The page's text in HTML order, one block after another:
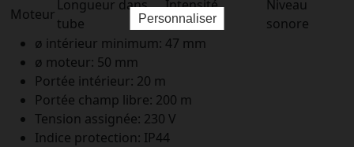
Moteur
Longueur dans
tube
Intensité
absorbée
Niveau
sonore
ø intérieur minimum: 47 mm
ø moteur: 50 mm
Portée intérieur: 20 m
Portée champ libre: 200 m
Tension assignée: 230 V
Indice protection: IP44
Personnaliser